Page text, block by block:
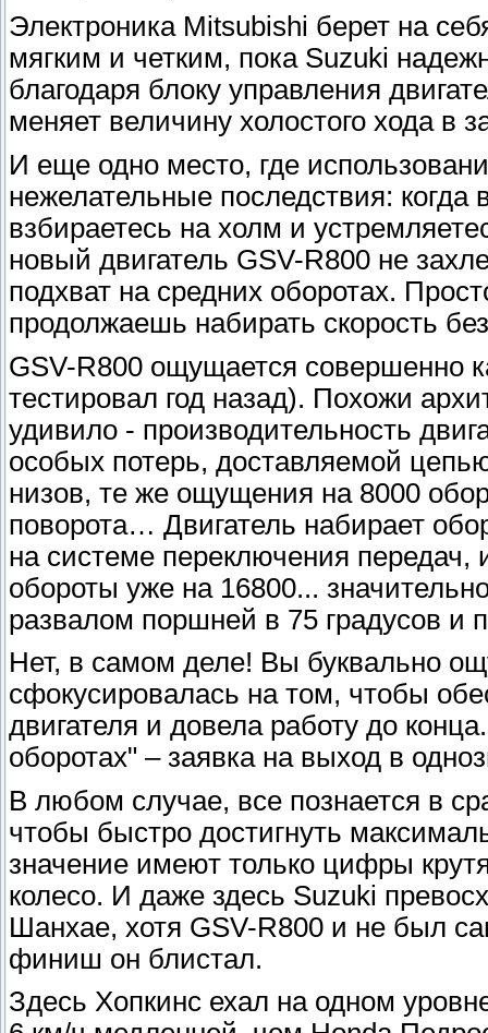
Электроника Mitsubishi берет на
мягким и четким, пока Suzuki
благодаря блоку управления
меняет величину холостого хода в
И еще одно место, где
нежелательные последствия: когда
взбираетесь на холм и
новый двигатель GSV-R800 не
подхват на средних оборотах.
продолжаешь набирать скорость
GSV-R800 ощущается совершенно
тестировал год назад). Похожи
удивило - производительность
особых потерь, доставляемой
низов, те же ощущения на 8000
поворота… Двигатель набирает
на системе переключения
обороты уже на 16800...
развалом поршней в 75 градусов и
Нет, в самом деле! Вы буквально
сфокусировалась на том, чтобы
двигателя и довела работу до
оборотах" – заявка на выход в
В любом случае, все познается в
чтобы быстро достигнуть
значение имеют только цифры
колесо. И даже здесь Suzuki
Шанхае, хотя GSV-R800 и не был
финиш он блистал.
Здесь Хопкинс ехал на одном